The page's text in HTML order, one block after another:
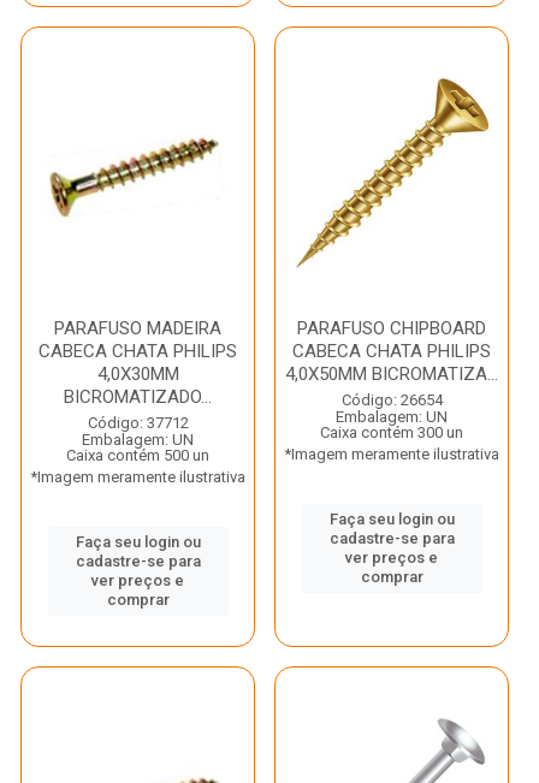
PARAFUSO MADEIRA
CABECA CHATA PHILIPS
4,0X30MM
BICROMATIZADO...
Código: 37712
Embalagem: UN
Caixa contém 500 un
*Imagem meramente ilustrativa
Faça seu login ou
cadastre-se para
ver preços e
comprar
PARAFUSO CHIPBOARD
CABECA CHATA PHILIPS
4,0X50MM BICROMATIZA...
Código: 26654
Embalagem: UN
Caixa contém 300 un
*Imagem meramente ilustrativa
Faça seu login ou
cadastre-se para
ver preços e
comprar